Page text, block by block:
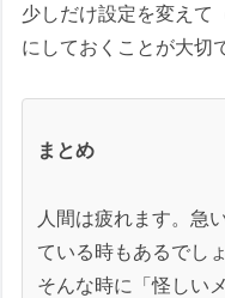
少しだけ設定を変えて
にしておくことが大切
まとめ
人間は疲れます。急
ている時もあるでしょ
そんな時に「怪しい